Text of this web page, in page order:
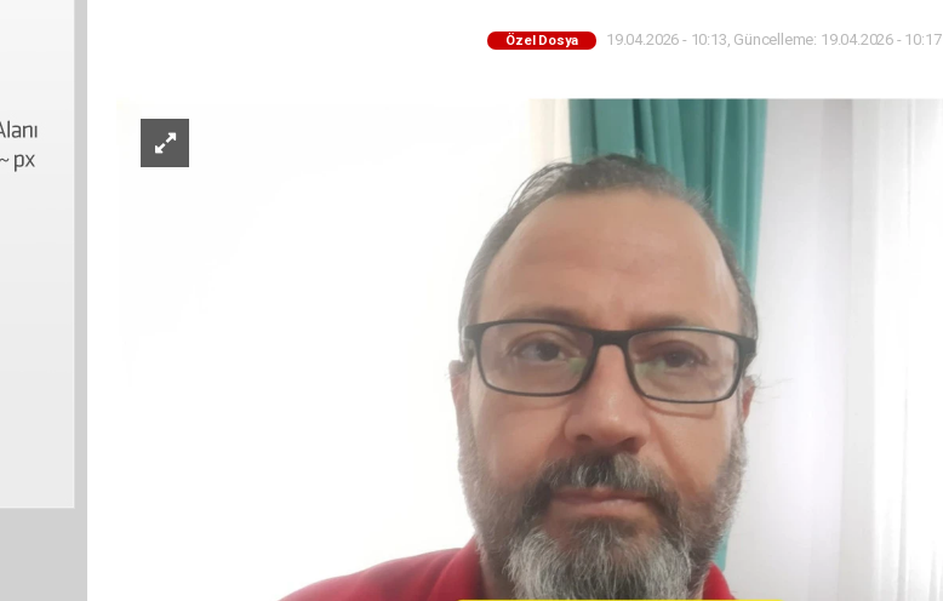
Özel Dosya 19.04.2026 - 10:13, Güncelleme: 19.04.2026 - 10:17